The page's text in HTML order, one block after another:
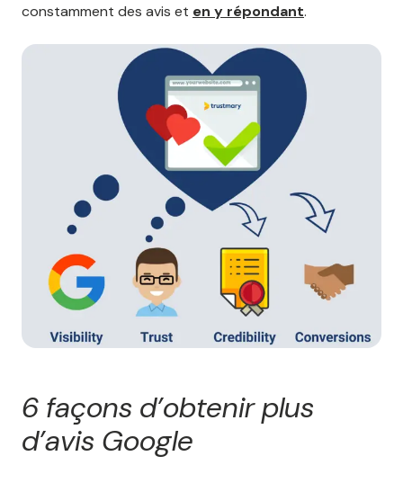
constamment des avis et en y répondant.
6 façons d’obtenir plus
d’avis Google